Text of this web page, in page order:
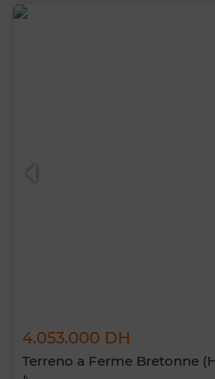
4.053.000 DH
Terreno a Ferme Bretonne